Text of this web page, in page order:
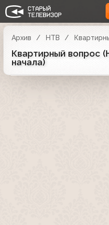
Архив НТВ
Квартирный вопрос
начала)